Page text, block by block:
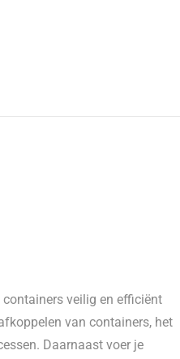
containers veilig en efficiënt
van containers, het
Daarnaast voer je